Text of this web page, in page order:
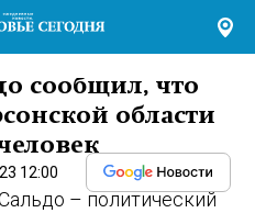
сообщил, что
области
12:00
– политический